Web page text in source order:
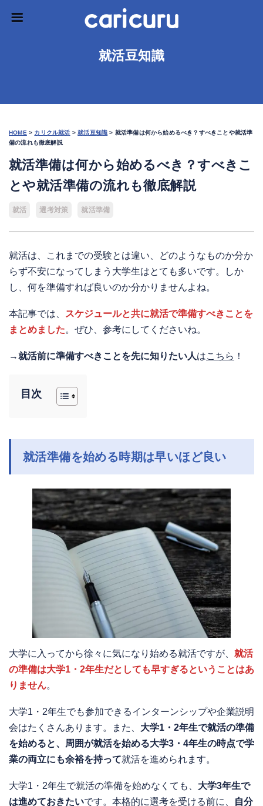
就活豆知識
HOME > カリクル就活 >就活豆知識 > 就活準備は何から始めるべき？すべきことや就活準
備の流れも徹底解説
就活準備は何から始めるべき？すべきこ
とや就活準備の流れも徹底解説
就活 選考対策 就活準備
就活は、これまでの受験とは違い、どのようなものか分か
らず不安になってしまう大学生はとても多いです。しか
し、何を準備すれば良いのか分かりませんよね。
本記事では、
スケジュールと共に就活で準備すべきことを
まとめました。ぜひ、参考にしてくださいね。
→就活前に準備すべきことを先に知りたい人はこちら ！
目次
就活準備を始める時期は早いほど良い
大学に入ってから徐々に気になり始める就活ですが、 就活
の準備は大学1・2年生だとしても早すぎるということはあ
りません。
大学1・2年生でも参加できるインターンシップや企業説明
会はたくさんあります。また、 大学1・2年生で就活の準備
を始めると、周囲が就活を始める大学3・4年生の時点で学
業の両立にも余裕を持って就活を進められます。
大学1・2年生で就活の準備を始めなくても、 大学3年生で
は進めておきたいです。本格的に選考を受ける前に、
自分